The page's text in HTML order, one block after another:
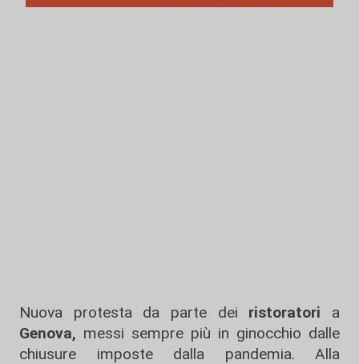
Nuova protesta da parte dei ristoratori a
Genova, messi sempre più in ginocchio dalle
chiusure imposte dalla pandemia. Alla